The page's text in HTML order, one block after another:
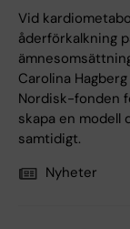
Vid
åderförkalkning
Carolina
Nordisk-fonden
skapa en modell
samtidigt.
Nyheter